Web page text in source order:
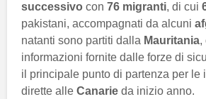
successivo con 76 migranti, di cui
pakistani, accompagnati da alcuni
natanti sono partiti dalla Mauritania,
informazioni fornite dalle forze di
il principale punto di partenza per le
dirette alle Canarie da inizio anno.